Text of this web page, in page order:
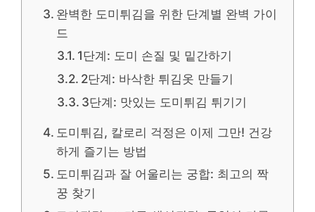
완벽한 도미튀김을 위한 단계별 완벽 가이
드
1단계: 도미 손질 및 밑간하기
2단계: 바삭한 튀김옷 만들기
3단계: 맛있는 도미튀김 튀기기
도미튀김, 칼로리 걱정은 이제 그만! 건강
하게 즐기는 방법
도미튀김과 잘 어울리는 궁합: 최고의 짝
꿍 찾기